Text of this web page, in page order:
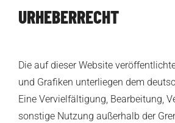
URHEBERRECHT
Die auf dieser Website
und Grafiken unterliegen dem
Eine Vervielfältigung, Bearbeitung,
sonstige Nutzung außerhalb der